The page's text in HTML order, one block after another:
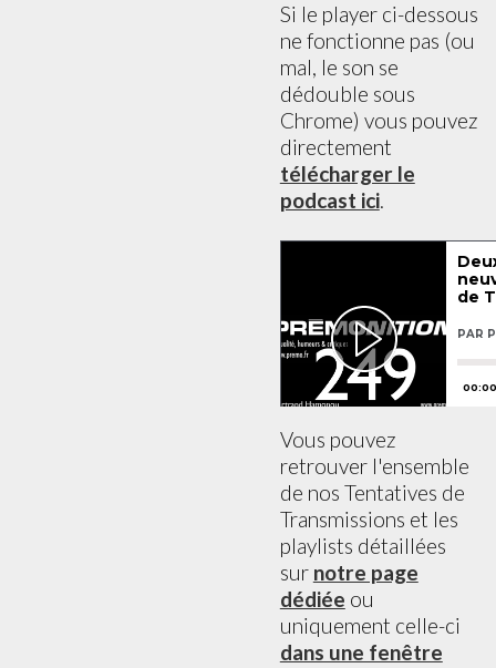
Si le player ci-dessous
ne fonctionne pas (ou
mal, le son se
dédouble sous
Chrome) vous pouvez
directement
télécharger le
podcast ici.
Vous pouvez
retrouver l'ensemble
de nos Tentatives de
Transmissions et les
playlists détaillées
sur notre page
dédiée ou
uniquement celle-ci
dans une fenêtre